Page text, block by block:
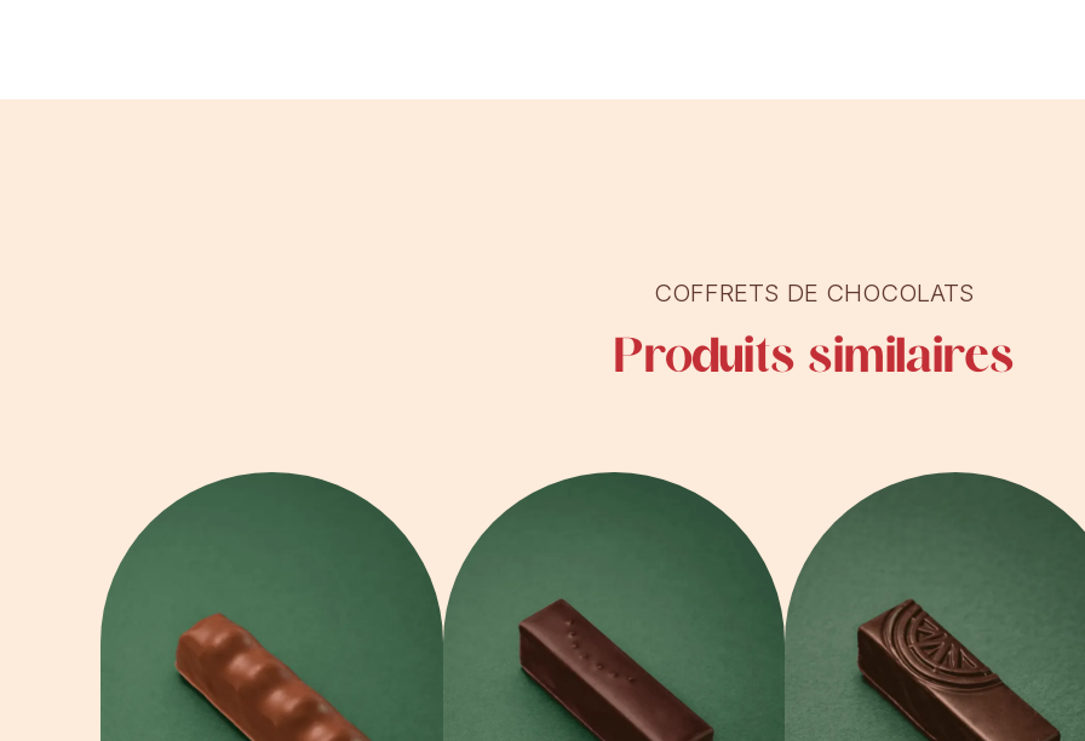
COFFRETS DE CHOCOLATS
Produits similaires